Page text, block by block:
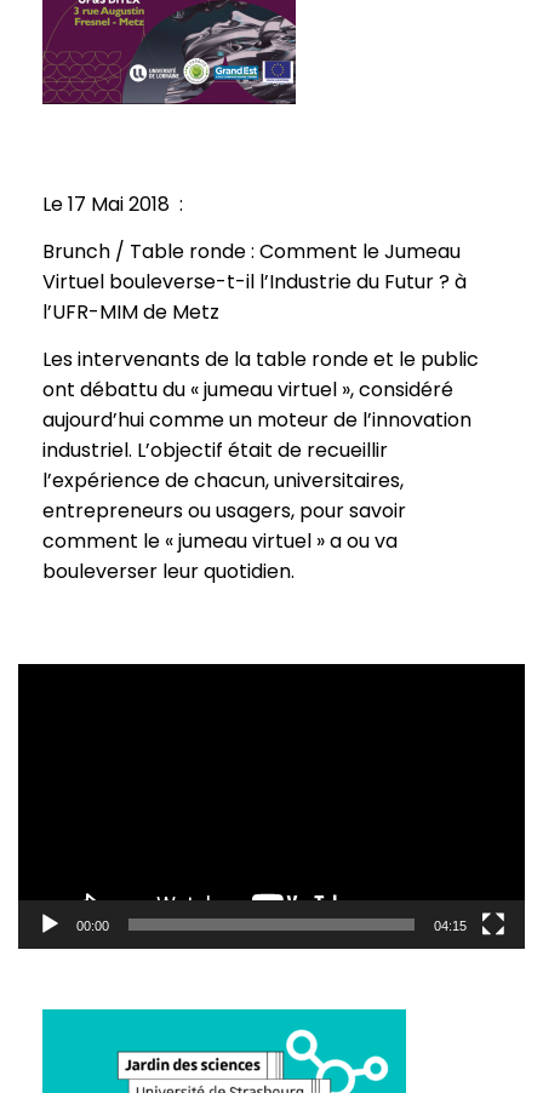
Le 17 Mai 2018 :
Brunch / Table ronde : Comment le Jumeau
Virtuel bouleverse-t-il l’Industrie du Futur ? à
l’UFR-MIM de Metz
Les intervenants de la table ronde et le public
ont débattu du « jumeau virtuel », considéré
aujourd’hui comme un moteur de l’innovation
industriel. L’objectif était de recueillir
l’expérience de chacun, universitaires,
entrepreneurs ou usagers, pour savoir
comment le « jumeau virtuel » a ou va
bouleverser leur quotidien.
00:00 04:15